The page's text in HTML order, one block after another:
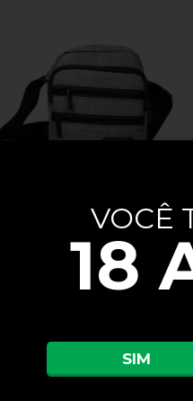
SHOULDERBAG-CINZA
VOCÊ
18
SIM